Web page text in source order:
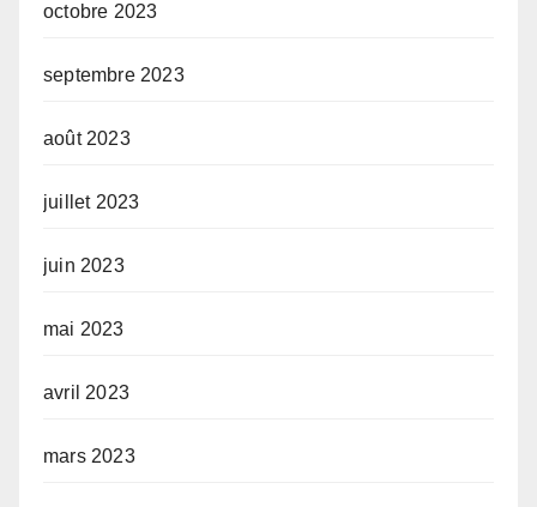
octobre 2023
septembre 2023
août 2023
juillet 2023
juin 2023
mai 2023
avril 2023
mars 2023